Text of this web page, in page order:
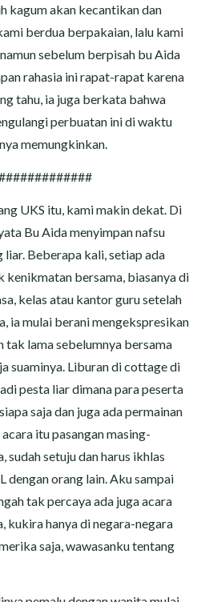
kagum akan kecantikan dan
berdua berpakaian, lalu kami
sebelum berpisah bu Aida
rahasia ini rapat-rapat karena
tahu, ia juga berkata bahwa
perbuatan ini di waktu
memungkinkan.
UKS itu, kami makin dekat. Di
Bu Aida menyimpan nafsu
Beberapa kali, setiap ada
kenikmatan bersama, biasanya di
kelas atau kantor guru setelah
ia mulai berani mengekspresikan
tak lama sebelumnya bersama
suaminya. Liburan di cottage di
pesta liar dimana para peserta
saja dan juga ada permainan
itu pasangan masing-
sudah setuju dan harus ikhlas
dengan orang lain. Aku sampai
tak percaya ada juga acara
kukira hanya di negara-negara
saja, wawasanku tentang